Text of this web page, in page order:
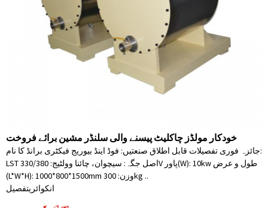
خودکار مولڈز چاکلیٹ پیسنے والی سلنڈر مشین برائے فروخت
جائزہ فوری تفصیلات قابل اطلاق صنعتیں: فوڈ اینڈ بیوریج فیکٹری برانڈ کا نام:
LST اصل جگہ: سیچوان، چائنا وولٹیج: 330/380V پاور(W): 10kw طول و عرض
(L*W*H): 1000*800*1500mm وزن: 300kg ..
انکوائریتفصیل